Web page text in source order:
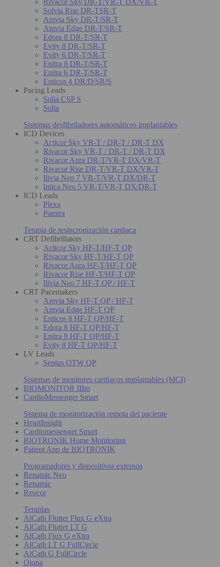
Solvia Rise DR-TSR-T
Amvia Sky DR-T/SR-T
Amvia Edge DR-T/SR-T
Edora 8 DR-T/SR-T
Evity 8 DR-T/SR-T
Evity 6 DR-T/SR-T
Enitra 8 DR-T/SR-T
Enitra 6 DR-T/SR-T
Enticos 4 DR/D/SR/S
Pacing Leads
Solia CSP S
Solia
Sistemas desfibriladores automáticos implantables
ICD Devices
Acticor Sky VR-T / DR-T / DR-T DX
Rivacor Sky VR-T / DR-T / DR-T DX
Rivacor Aura DR-T/VR-T DX/VR-T
Rivacor Rise DR-T/VR-T DX/VR-T
Ilivia Neo 7 VR-T/VR-T DX/DR-T
Intica Neo 5 VR-T/VR-T DX/DR-T
ICD Leads
Plexa
Pamira
Terapia de resincronización cardiaca
CRT Defibrillators
Acticor Sky HF-T/HF-T QP
Rivacor Sky HF-T/HF-T QP
Rivacor Aura HF-T/HF-T QP
Rivacor Rise HF-T/HF-T QP
Ilivia Neo 7 HF-T QP / HF-T
CRT Pacemakers
Amvia Sky HF-T QP / HF-T
Amvia Edge HF-T QP
Enticos 8 HF-T QP/HF-T
Edora 8 HF-T QP/HF-T
Enitra 8 HF-T QP/HF-T
Evity 8 HF-T QP/HF-T
LV Leads
Sentus OTW QP
Sistemas de monitores cardiacos implantables (MCI)
BIOMONITOR IIIm
CardioMessenger Smart
Sistema de monitorización remota del paciente
HeartInsight
Cardiomessenger Smart
BIOTRONIK Home Monitoring
Patient App de BIOTRONIK
Programadores y dispositivos externos
Renamic Neo
Renamic
Reocor
Terapias
AlCath Flutter Flux G eXtra
AlCath Flutter LT G
AlCath Flux G eXtra
AlCath LT G FullCircle
AlCath G FullCircle
Qiona